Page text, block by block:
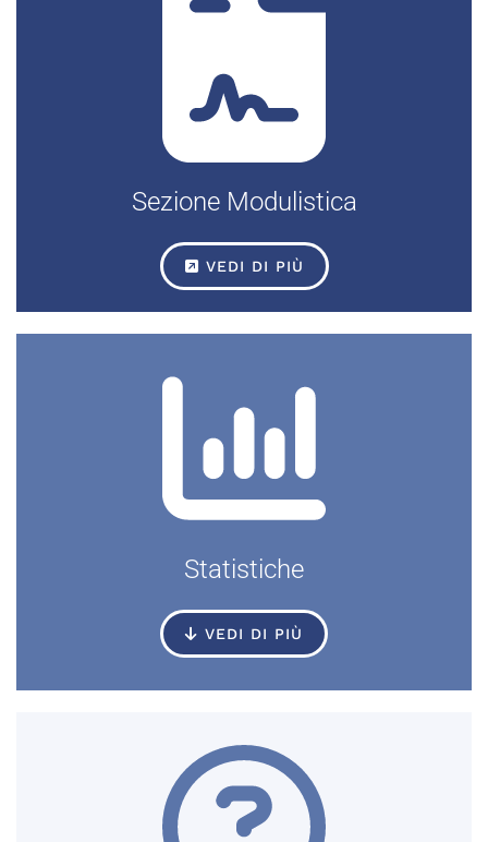
Sezione Modulistica
VEDI DI PIÙ
Statistiche
VEDI DI PIÙ